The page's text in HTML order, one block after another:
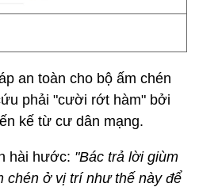
an toàn cho bộ ấm chén
phải "cười rớt hàm" bởi
kế từ cư dân mạng.
hài hước: "Bác trả lời giùm
chén ở vị trí như thế này để